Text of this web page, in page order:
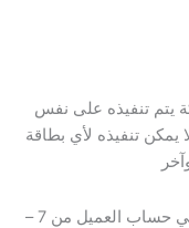
يتم تنفيذه على نفس
يمكن تنفيذه لأي بطاقة
في حالة الإسترداد يستغرق ظهور المبلغ في حساب العميل من 7 –